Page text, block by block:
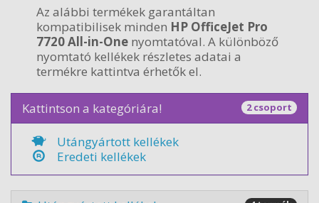
Az alábbi termékek garantáltan
kompatibilisek minden HP OfficeJet Pro
7720 All-in-One nyomtatóval. A különböző
nyomtató kellékek részletes adatai a
termékre kattintva érhetők el.
Kattintson a kategóriára! 2 csoport
Utángyártott kellékek
Eredeti kellékek